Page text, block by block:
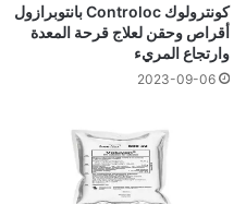
كونترولوك Controloc بانتوبرازول
أقراص وحقن لعلاج قرحة المعدة
وارتجاع المريء
2023-09-06